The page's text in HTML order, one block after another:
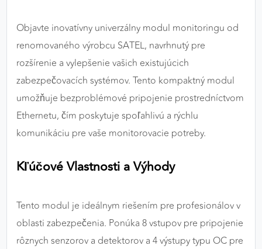
Objavte inovatívny univerzálny modul monitoringu od
renomovaného výrobcu SATEL, navrhnutý pre
rozšírenie a vylepšenie vašich existujúcich
zabezpečovacích systémov. Tento kompaktný modul
umožňuje bezproblémové pripojenie prostredníctvom
Ethernetu, čím poskytuje spoľahlivú a rýchlu
komunikáciu pre vaše monitorovacie potreby.
Kľúčové Vlastnosti a Výhody
Tento modul je ideálnym riešením pre profesionálov v
oblasti zabezpečenia. Ponúka 8 vstupov pre pripojenie
rôznych senzorov a detektorov a 4 výstupy typu OC pre
Poskytovateľ: Google
MARKETINGOVÉ COOKIES
Marketingové cookies sa používajú na sledovanie
správania používateľov naprieč webovými
zobrazovať cielenú a relevantnú reklamu, a to na
Google Ads
Poskytovateľ: